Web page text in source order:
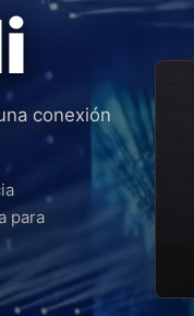
conexión
para